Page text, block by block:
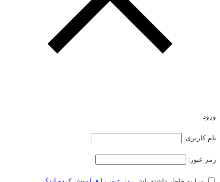
ورود
نام کاربری:
رمز عبور: